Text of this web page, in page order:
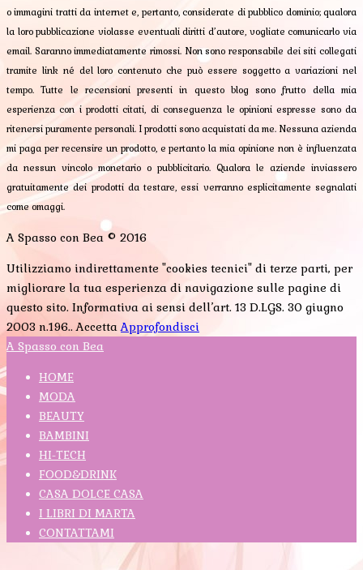
o immagini tratti da internet e, pertanto, considerate di pubblico dominio; qualora
la loro pubblicazione violasse eventuali diritti d’autore, vogliate comunicarlo via
email. Saranno immediatamente rimossi. Non sono responsabile dei siti collegati
tramite link né del loro contenuto che può essere soggetto a variazioni nel
tempo. Tutte le recensioni presenti in questo blog sono frutto della mia
esperienza con i prodotti citati, di conseguenza le opinioni espresse sono da
ritenersi puramente personali. I prodotti sono acquistati da me. Nessuna azienda
mi paga per recensire un prodotto, e pertanto la mia opinione non è influenzata
da nessun vincolo monetario o pubblicitario. Qualora le aziende inviassero
gratuitamente dei prodotti da testare, essi verranno esplicitamente segnalati
come omaggi.
A Spasso con Bea © 2016
Utilizziamo indirettamente "cookies tecnici" di terze parti, per
migliorare la tua esperienza di navigazione sulle pagine di
questo sito. Informativa ai sensi dell’art. 13 D.LGS. 30 giugno
2003 n.196..Accetta Approfondisci
A Spasso con Bea
HOME
MODA
BEAUTY
BAMBINI
HI-TECH
FOOD&DRINK
CASA DOLCE CASA
I LIBRI DI MARTA
CONTATTAMI